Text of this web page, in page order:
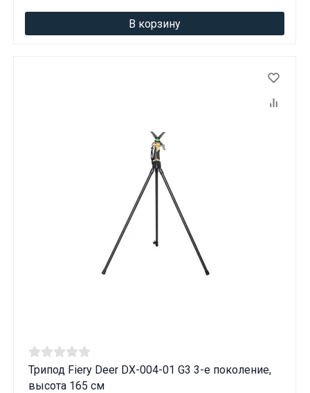
В корзину
Трипод Fiery Deer DX-004-01 G3 3-е поколение,
высота 165 см